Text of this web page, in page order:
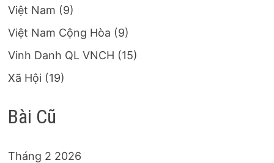
Việt Nam (9)
Việt Nam Cộng Hòa (9)
Vinh Danh QL VNCH (15)
Xã Hội (19)
Bài Cũ
Tháng 2 2026